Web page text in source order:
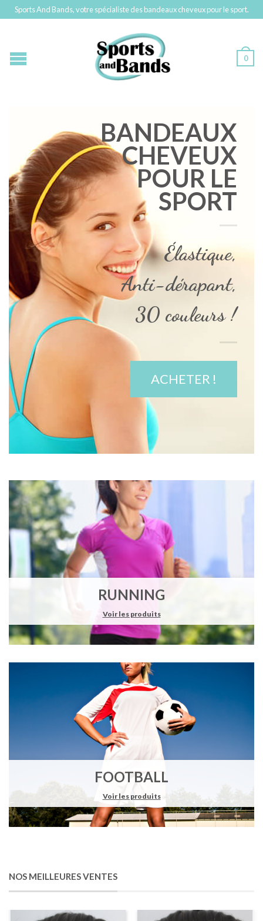
Sports And Bands, votre spécialiste des bandeaux cheveux pour le sport.
0
BANDEAUX
CHEVEUX
POUR LE
SPORT
Élastique,
Anti-dérapant,
30 couleurs !
ACHETER !
RUNNING
Voir les produits
FOOTBALL
Voir les produits
NOS MEILLEURES VENTES